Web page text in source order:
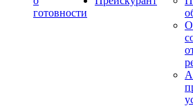
готовности